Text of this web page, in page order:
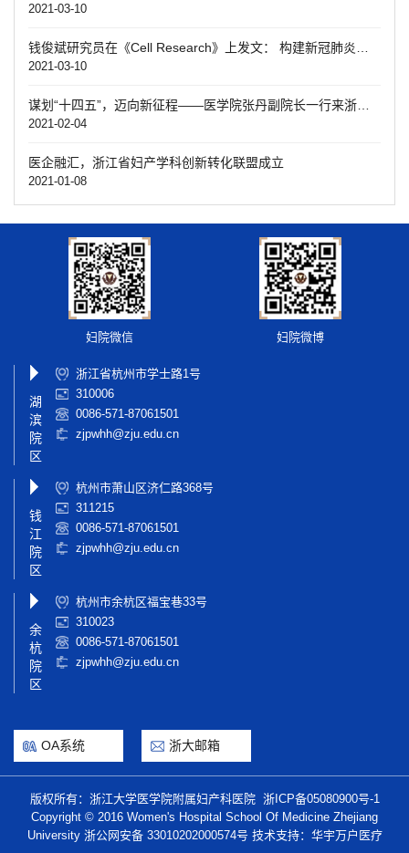
2021-03-10
2021-03-10
2021-02-04
医企融汇，浙江省妇产学科创新转化联盟成立
2021-01-08
妇院微信 妇院微博
湖
滨
院
区
浙江省杭州市学士路1号
310006
0086-571-87061501
zjpwhh@zju.edu.cn
钱
江
院
区
杭州市萧山区济仁路368号
311215
0086-571-87061501
zjpwhh@zju.edu.cn
余
杭
院
区
杭州市余杭区福宝巷33号
310023
0086-571-87061501
zjpwhh@zju.edu.cn
OA系统 浙大邮箱
版权所有：浙江大学医学院附属妇产科医院 浙ICP备05080900号-1
Copyright © 2016 Women's Hospital School Of Medicine Zhejiang
University 浙公网安备 33010202000574号技术支持：华宇万户医疗